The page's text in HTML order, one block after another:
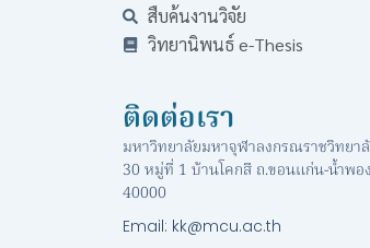
สืบค้นงานวิจัย
วิทยานิพนธ์ e-Thesis
ติดต่อเรา
มหาวิทยาลัยมหาจุฬาลงกรณราชวิทยา
30 หมู่ที่ 1 บ้านโคกสี ถ.ขอนแก่น-น้ำพอ
40000
Email: kk@mcu.ac.th